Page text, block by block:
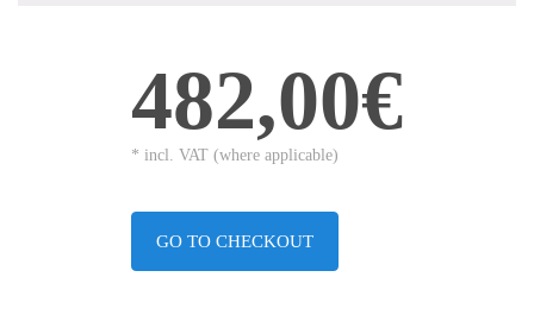
482,00€
* incl. VAT (where applicable)
GO TO CHECKOUT